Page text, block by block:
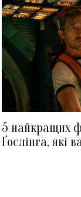
5 найкращих
Ґослінга, які